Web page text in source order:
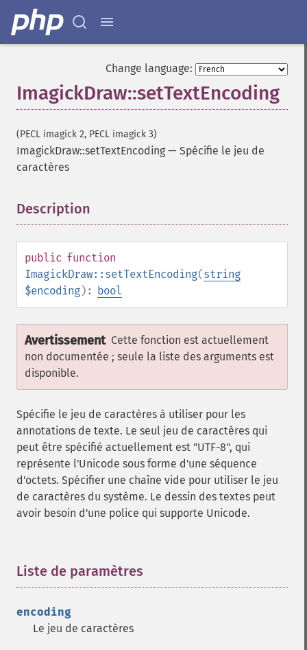
Change language:
ImagickDraw::setTextEncoding
(PECL imagick 2, PECL imagick 3)
ImagickDraw::setTextEncoding — Spécifie le jeu de
caractères
Description
public function
ImagickDraw::setTextEncoding(string
$encoding): bool
Avertissement Cette fonction est actuellement
non documentée ; seule la liste des arguments est
disponible.
Spécifie le jeu de caractères à utiliser pour les
annotations de texte. Le seul jeu de caractères qui
peut être spécifié actuellement est "UTF-8", qui
représente l'Unicode sous forme d'une séquence
d'octets. Spécifier une chaîne vide pour utiliser le jeu
de caractères du système. Le dessin des textes peut
avoir besoin d'une police qui supporte Unicode.
Liste de paramètres
encoding
Le jeu de caractères
ImagickDraw
affine
arc
bezier